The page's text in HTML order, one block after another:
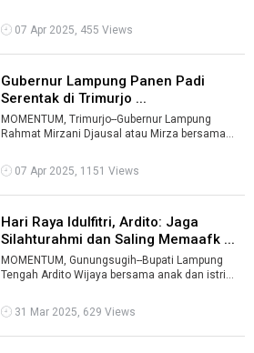
07 Apr 2025, 455 Views
Gubernur Lampung Panen Padi
Serentak di Trimurjo ...
MOMENTUM, Trimurjo--Gubernur Lampung
Rahmat Mirzani Djausal atau Mirza bersama
...
07 Apr 2025, 1151 Views
Hari Raya Idulfitri, Ardito: Jaga
Silahturahmi dan Saling Memaafk ...
MOMENTUM, Gunungsugih--Bupati Lampung
Tengah Ardito Wijaya bersama anak dan istri
31 Mar 2025, 629 Views